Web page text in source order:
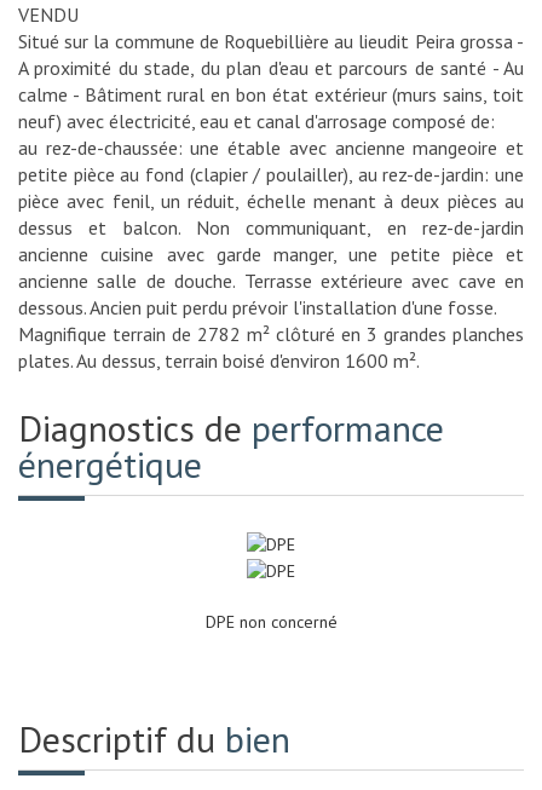
VENDU
Situé sur la commune de Roquebillière au lieudit Peira grossa -
A proximité du stade, du plan d'eau et parcours de santé - Au
calme - Bâtiment rural en bon état extérieur (murs sains, toit
neuf) avec électricité, eau et canal d'arrosage composé de:
au rez-de-chaussée: une étable avec ancienne mangeoire et
petite pièce au fond (clapier / poulailler), au rez-de-jardin: une
pièce avec fenil, un réduit, échelle menant à deux pièces au
dessus et balcon. Non communiquant, en rez-de-jardin
ancienne cuisine avec garde manger, une petite pièce et
ancienne salle de douche. Terrasse extérieure avec cave en
dessous. Ancien puit perdu prévoir l'installation d'une fosse.
Magnifique terrain de 2782 m² clôturé en 3 grandes planches
plates. Au dessus, terrain boisé d'environ 1600 m².
Diagnostics de performance
énergétique
DPE non concerné
Descriptif du bien